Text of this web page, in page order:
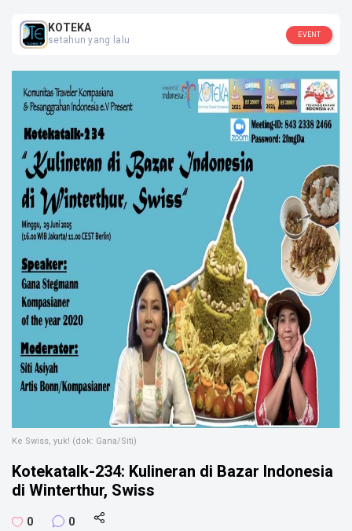
SOSIAL MEDIA
KOTEKA
setahun yang lalu
EVENT
Ke Swiss, yuk! (dok: Gana/Siti)
Kotekatalk-234: Kulineran di Bazar Indonesia
di Winterthur, Swiss
0 0